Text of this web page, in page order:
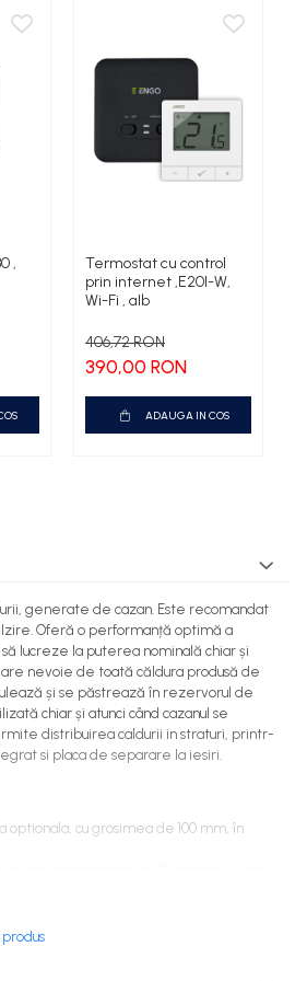
,
Termostat cu control
prin internet ,E20I-W,
Wi-Fi , alb
406,72 RON
390,00 RON
ADAUGA IN COS
generate de cazan. Este recomandat
Oferă o performanță optimă a
lucreze la puterea nominală chiar și
are nevoie de toată căldura produsă de
și se păstrează în rezervorul de
chiar și atunci când cazanul se
distribuirea caldurii in straturi, printr-
si placa de separare la iesiri.
optionala, cu grosimea de 100 mm, în
pentru tipurile Н*: PU rigidă.
de separare la iesiri.
pentru termo senzori.
sau G1½” pentru conectare la cazane,